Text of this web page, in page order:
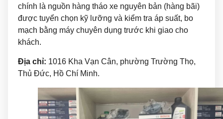
chính là nguồn hàng tháo xe nguyên bản (hàng bãi)
được tuyển chọn kỹ lưỡng và kiểm tra áp suất, bo
mạch bằng máy chuyên dụng trước khi giao cho
khách.
Địa chỉ: 1016 Kha Vạn Cân, phường Trường Thọ,
Thủ Đức, Hồ Chí Minh.